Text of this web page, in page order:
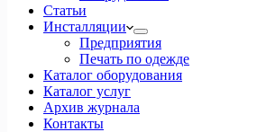
Статьи
Инсталляции
Предприятия
Печать по одежде
Каталог оборудования
Каталог услуг
Архив журнала
Контакты